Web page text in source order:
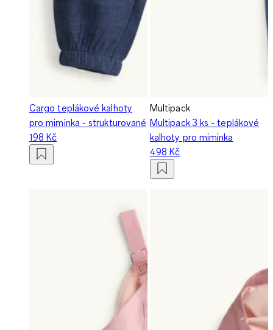
Cargo teplákové kalhoty
pro miminka - strukturované
198 Kč
Multipack
Multipack 3 ks - teplákové
kalhoty pro miminka
498 Kč